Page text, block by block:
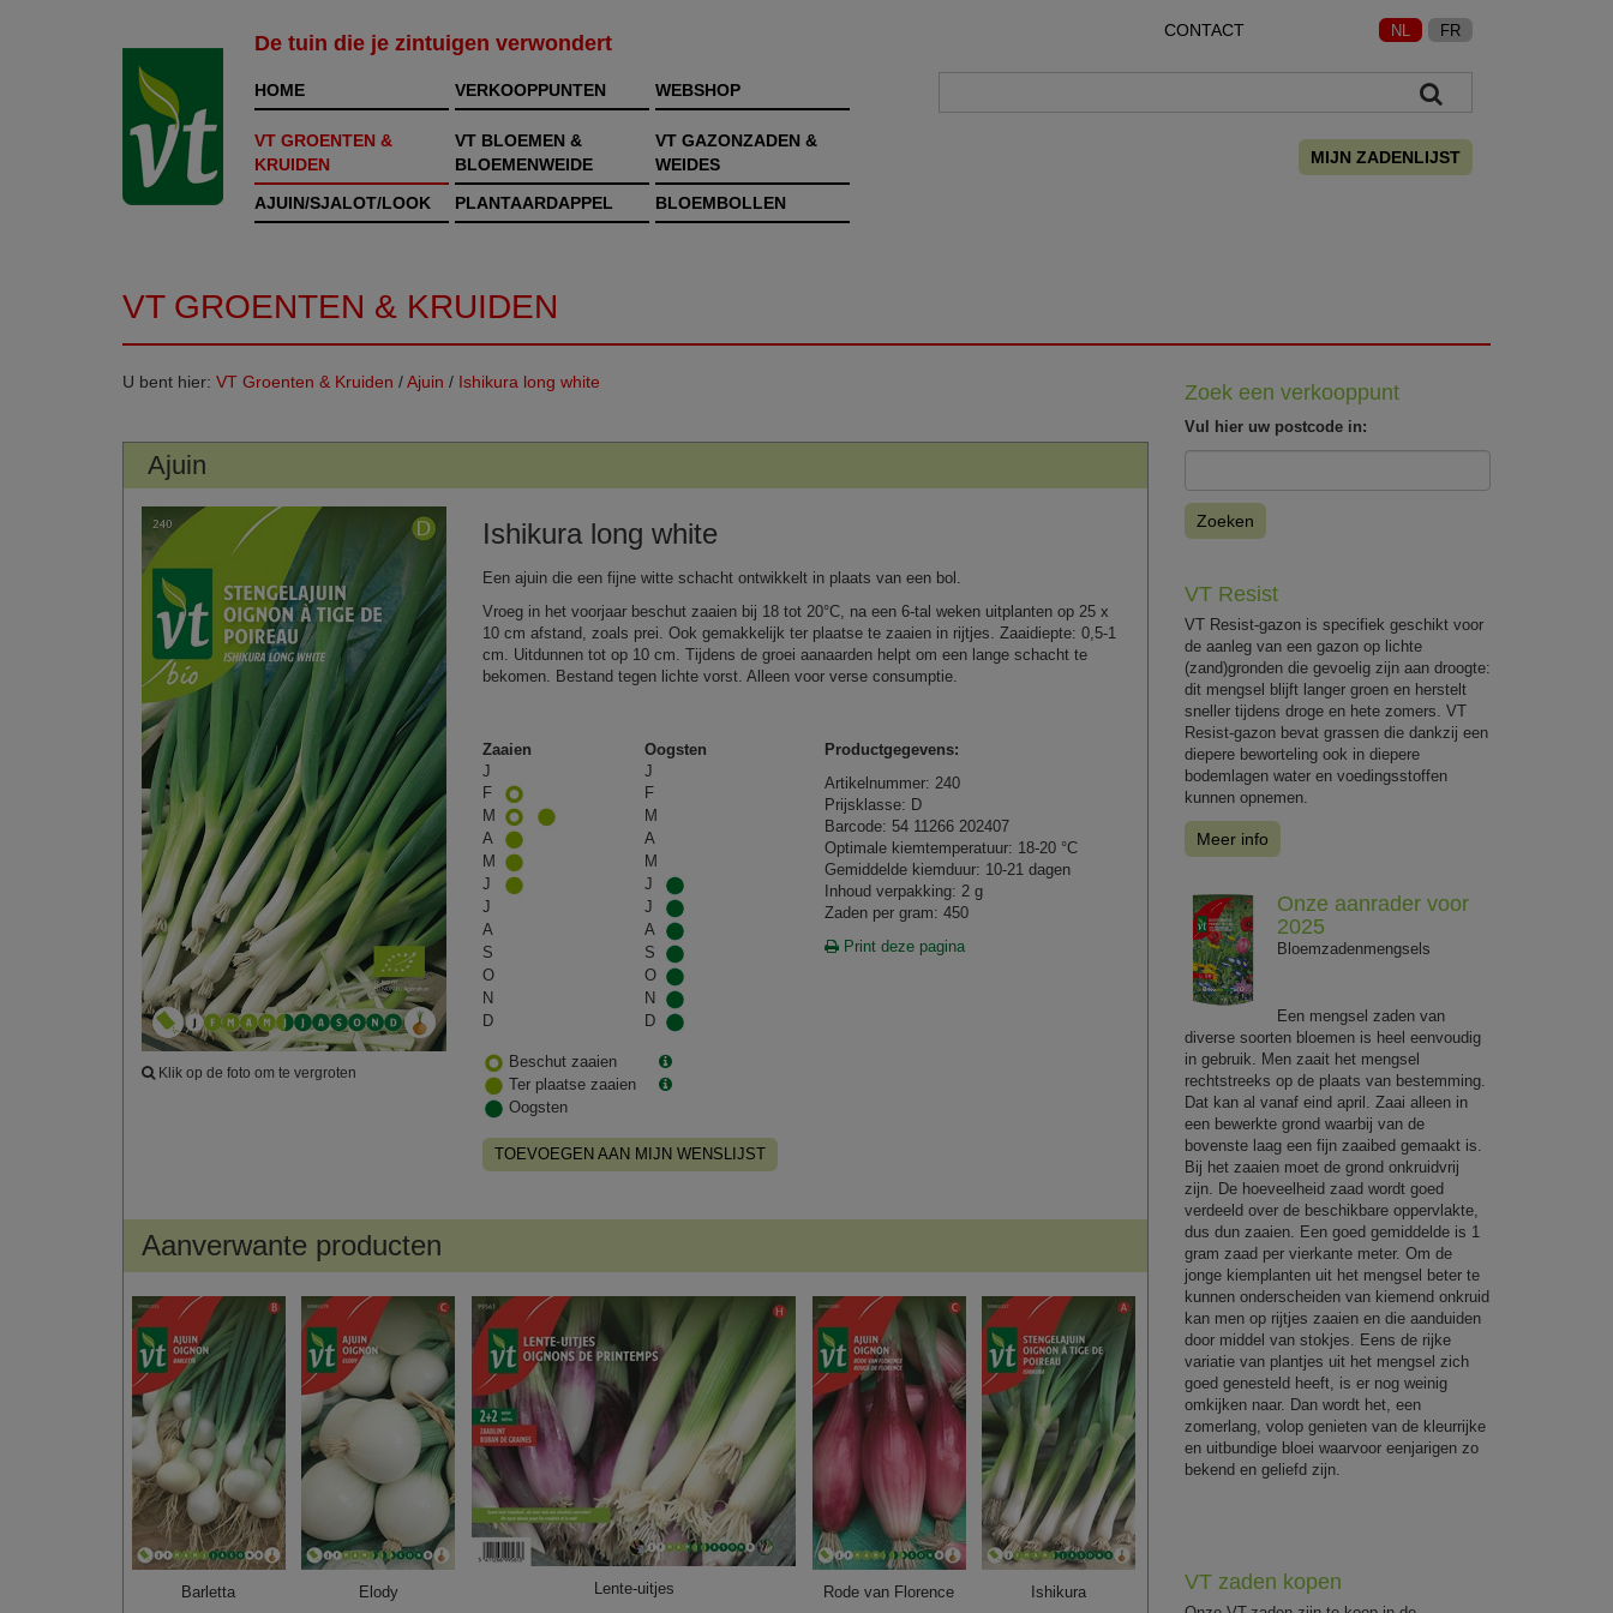
De tuin die je zintuigen verwondert
CONTACT NL FR
HOME VERKOOPPUNTEN WEBSHOP
VT GROENTEN &
KRUIDEN
VT BLOEMEN &
BLOEMENWEIDE
VT GAZONZADEN &
WEIDES
AJUIN/SJALOT/LOOK
PLANTAARDAPPEL BLOEMBOLLEN
MIJN ZADENLIJST
VT GROENTEN & KRUIDEN
U bent hier: VT Groenten & Kruiden /Ajuin / Ishikura long white
Ajuin
Klik op de foto om te vergroten
Ishikura long white
Een ajuin die een fijne witte schacht ontwikkelt in plaats van een bol.
Vroeg in het voorjaar beschut zaaien bij 18 tot 20°C, na een 6-tal weken uitplanten op 25 x
10 cm afstand, zoals prei. Ook gemakkelijk ter plaatse te zaaien in rijtjes. Zaaidiepte: 0,5-1
cm. Uitdunnen tot op 10 cm. Tijdens de groei aanaarden helpt om een lange schacht te
bekomen. Bestand tegen lichte vorst. Alleen voor verse consumptie.
Zaaien
Oogsten
J
J
F
F
M
M
A
A
M
M
J
J
J
J
A
A
S
S
O
O
N
N
D
D
Beschut zaaien
Ter plaatse zaaien
Oogsten
TOEVOEGEN AAN MIJN WENSLIJST
Productgegevens:
Artikelnummer: 240
Prijsklasse: D
Barcode: 54 11266 202407
Optimale kiemtemperatuur: 18-20 °C
Gemiddelde kiemduur: 10-21 dagen
Inhoud verpakking: 2 g
Zaden per gram: 450
Print deze pagina
Aanverwante producten
Barletta Elody Lente-uitjes Rode van Florence Ishikura
Zoek een verkooppunt
Vul hier uw postcode in:
Zoeken
VT Resist
VT Resist-gazon is specifiek geschikt voor
de aanleg van een gazon op lichte
(zand)gronden die gevoelig zijn aan droogte:
dit mengsel blijft langer groen en herstelt
sneller tijdens droge en hete zomers. VT
Resist-gazon bevat grassen die dankzij een
diepere beworteling ook in diepere
bodemlagen water en voedingsstoffen
kunnen opnemen.
Meer info
Onze aanrader voor
2025
Bloemzadenmengsels
Een mengsel zaden van
diverse soorten bloemen is heel eenvoudig
in gebruik. Men zaait het mengsel
rechtstreeks op de plaats van bestemming.
Dat kan al vanaf eind april. Zaai alleen in
een bewerkte grond waarbij van de
bovenste laag een fijn zaaibed gemaakt is.
Bij het zaaien moet de grond onkruidvrij
zijn. De hoeveelheid zaad wordt goed
verdeeld over de beschikbare oppervlakte,
dus dun zaaien. Een goed gemiddelde is 1
gram zaad per vierkante meter. Om de
jonge kiemplanten uit het mengsel beter te
kunnen onderscheiden van kiemend onkruid
kan men op rijtjes zaaien en die aanduiden
door middel van stokjes. Eens de rijke
variatie van plantjes uit het mengsel zich
goed genesteld heeft, is er nog weinig
omkijken naar. Dan wordt het, een
zomerlang, volop genieten van de kleurrijke
en uitbundige bloei waarvoor eenjarigen zo
bekend en geliefd zijn.
VT zaden kopen